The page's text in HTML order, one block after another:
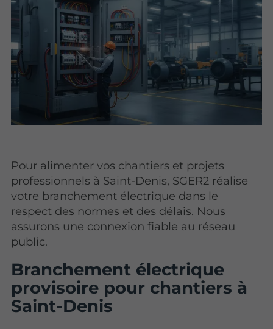
Pour alimenter vos chantiers et projets
professionnels à Saint-Denis, SGER2 réalise
votre branchement électrique dans le
respect des normes et des délais. Nous
assurons une connexion fiable au réseau
public.
Branchement électrique
provisoire pour chantiers à
Saint-Denis